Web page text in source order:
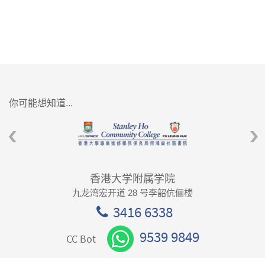
你可能想知道...
香港大学附属学院
九龙湾宏开道 28 号李韶伉俪楼
3416 6338
CC Bot 9539 9849